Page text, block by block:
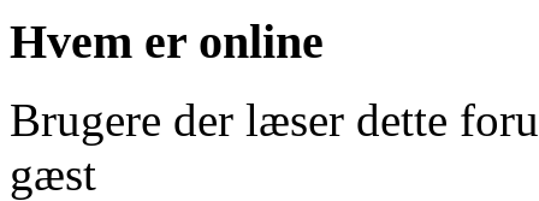
Hvem er online
Brugere der læser dette
gæst